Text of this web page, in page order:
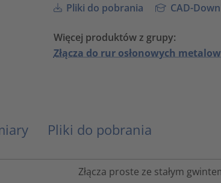
Pliki do pobrania CAD-
Więcej produktów z grupy:
Złącza do rur osłonowych
Pliki do pobrania
Złącza proste ze stałym